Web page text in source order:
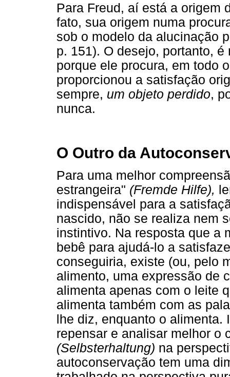
Para Freud, aí está a origem
fato, sua origem numa
sob o modelo da alucinação
p. 151). O desejo, portanto,
porque ele procura, em todo
proporcionou a satisfação
sempre, um objeto perdido,
nunca.
O Outro da
Para uma melhor
estrangeira" (Fremde Hilfe),
indispensável para a
nascido, não se realiza nem
instintivo. Na resposta que a
bebê para ajudá-lo a
conseguiria, existe (ou, pelo
alimento, uma expressão de
alimenta apenas com o leite
alimenta também com as
lhe diz, enquanto o
repensar e analisar melhor o
(Selbsterhaltung) na
autoconservação tem uma